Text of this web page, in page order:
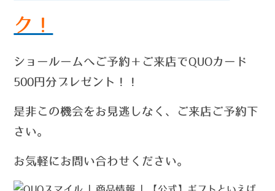
ク！
ショールームへご予約＋ご来店でQUOカード
500円分プレゼント！！
是非この機会をお見逃しなく、ご来店ご予約下
さい。
お気軽にお問い合わせください。